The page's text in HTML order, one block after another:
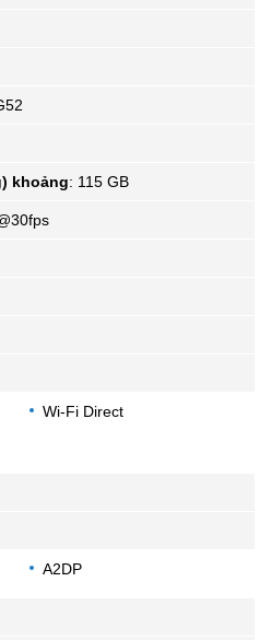
khoảng: 115 GB
Wi-Fi Direct
A2DP